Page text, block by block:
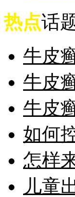
热点话
牛皮
牛皮
牛皮
如何
怎样
儿童